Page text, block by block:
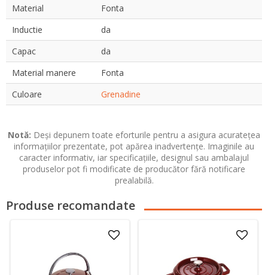
Material
Fonta
Inductie
da
Capac
da
Material manere
Fonta
Culoare
Grenadine
Notă: Deși depunem toate eforturile pentru a asigura acuratețea
informațiilor prezentate, pot apărea inadvertențe. Imaginile au
caracter informativ, iar specificațiile, designul sau ambalajul
produselor pot fi modificate de producător fără notificare
prealabilă.
Produse recomandate